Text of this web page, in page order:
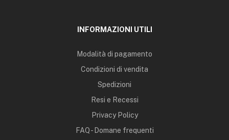
INFORMAZIONI UTILI
Modalità di pagamento
Condizioni di vendita
Spedizioni
Resi e Recessi
Privacy Policy
FAQ - Domane frequenti